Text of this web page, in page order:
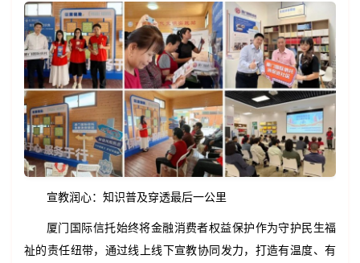
宣教润心：知识普及穿透最后一公里
厦门国际信托始终将金融消费者权益保护作为守护民生福
祉的责任纽带，通过线上线下宣教协同发力，打造有温度、有